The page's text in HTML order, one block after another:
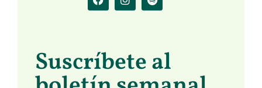
Suscríbete al